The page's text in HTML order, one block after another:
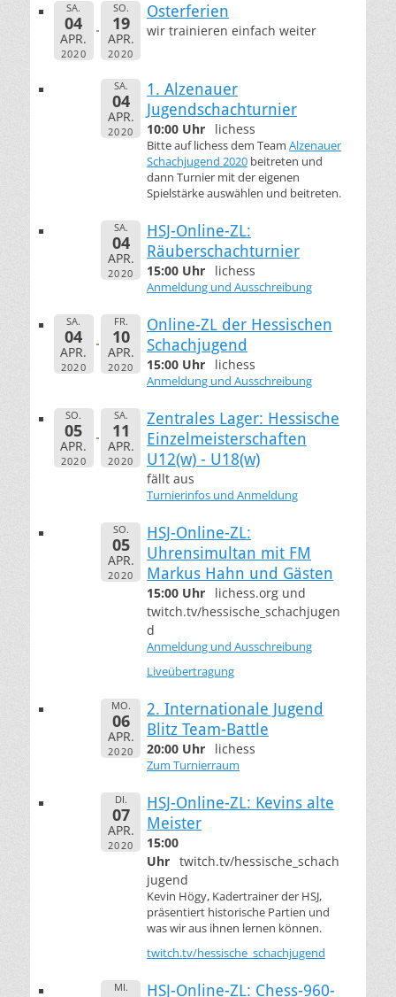
SA.
04
APR.
2020
SO.
19
APR.
2020
Osterferien
wir trainieren einfach weiter
SA.
04
APR.
2020
1. Alzenauer
Jugendschachturnier
10:00 Uhr lichess
Bitte auf lichess dem Team Alzenauer
Schachjugend 2020 beitreten und
dann Turnier mit der eigenen
Spielstärke auswählen und beitreten.
SA.
04
APR.
2020
HSJ-Online-ZL:
Räuberschachturnier
15:00 Uhr lichess
Anmeldung und Ausschreibung
SA.
04
APR.
2020
FR.
10
APR.
2020
Online-ZL der Hessischen
Schachjugend
15:00 Uhr lichess
Anmeldung und Ausschreibung
SO.
05
APR.
2020
SA.
11
APR.
2020
Zentrales Lager: Hessische
Einzelmeisterschaften
U12(w) - U18(w)
fällt aus
Turnierinfos und Anmeldung
SO.
05
APR.
2020
HSJ-Online-ZL:
Uhrensimultan mit FM
Markus Hahn und Gästen
15:00 Uhr
lichess.org und
twitch.tv/hessische_schachjugen
d
Anmeldung und Ausschreibung
Liveübertragung
MO.
06
APR.
2020
2. Internationale Jugend
Blitz Team-Battle
20:00 Uhr lichess
Zum Turnierraum
DI.
07
APR.
2020
HSJ-Online-ZL: Kevins alte
Meister
15:00
Uhr twitch.tv/hessische_schach
jugend
Kevin Högy, Kadertrainer der HSJ,
präsentiert historische Partien und
was wir aus ihnen lernen können.
twitch.tv/hessische_schachjugend
MI. HSJ-Online-ZL: Chess-960-